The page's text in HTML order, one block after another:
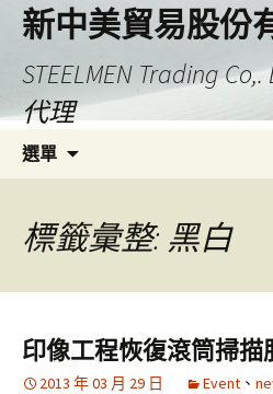
新中美貿易股份
STEELMEN Trading
代理
選單
要
內
標籤彙整: 黑白
印像工程恢復滾筒掃描
2013 年 03 月 29 日 Event 、